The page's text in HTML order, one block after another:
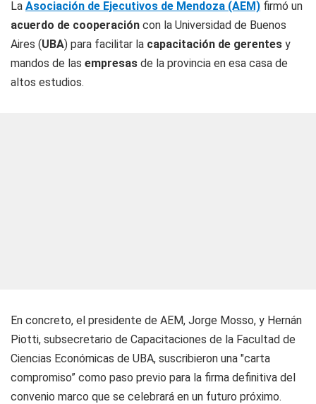
La Asociación de Ejecutivos de Mendoza (AEM) firmó un
acuerdo de cooperación con la Universidad de Buenos
Aires (UBA) para facilitar la capacitación de gerentes y
mandos de las empresas de la provincia en esa casa de
altos estudios.
En concreto, el presidente de AEM, Jorge Mosso, y Hernán
Piotti, subsecretario de Capacitaciones de la Facultad de
Ciencias Económicas de UBA, suscribieron una "carta
compromiso” como paso previo para la firma definitiva del
convenio marco que se celebrará en un futuro próximo.